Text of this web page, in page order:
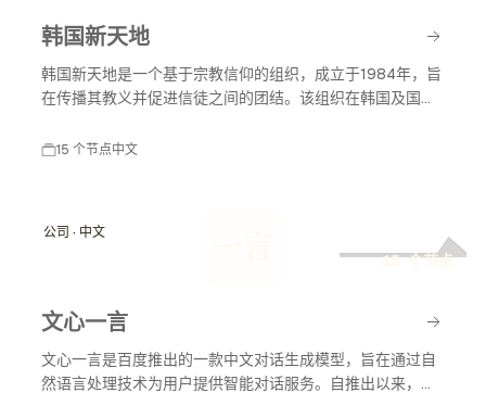
韩国新天地
韩国新天地是一个基于宗教信仰的组织，成立于1984年，旨
在传播其教义并促进信徒之间的团结。该组织在韩国及国际
15 个节点中文
一
公司 · 中文
15 个节点
文心一言
文心一言是百度推出的一款中文对话生成模型，旨在通过自
然语言处理技术为用户提供智能对话服务。自推出以来，文